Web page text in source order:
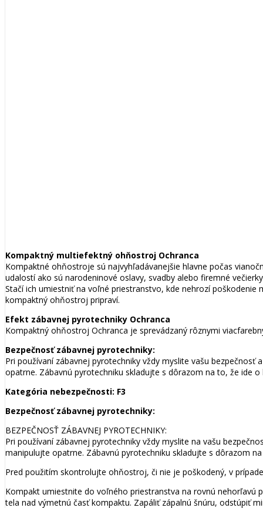
Kompaktný multiefektný ohňostroj Ochranca
Kompaktné ohňostroje sú najvyhľadávanejšie hlavne počas
udalostí ako sú narodeninové oslavy, svadby alebo firemné
Stačí ich umiestniť na voľné priestranstvo, kde nehrozí
kompaktný ohňostroj pripraví.
Efekt zábavnej pyrotechniky Ochranca
Kompaktný ohňostroj Ochranca je sprevádzaný rôznymi
Bezpečnosť zábavnej pyrotechniky:
Pri používaní zábavnej pyrotechniky vždy myslite vašu
opatrne. Zábavnú pyrotechniku skladujte s dôrazom na to, že ide
Kategória nebezpečnosti: F3
Bezpečnosť zábavnej pyrotechniky:
BEZPEČNOSŤ ZÁBAVNEJ PYROTECHNIKY:
Pri používaní zábavnej pyrotechniky vždy myslite na vašu
manipulujte opatrne. Zábavnú pyrotechniku skladujte s dôrazom
Pred použitím skontrolujte ohňostroj, či nie je poškodený, v
Kompakt umiestnite do voľného priestranstva na rovnú
tela nad výmetnú časť kompaktu. Zapáliť zápalnú šnúru, odstúpiť